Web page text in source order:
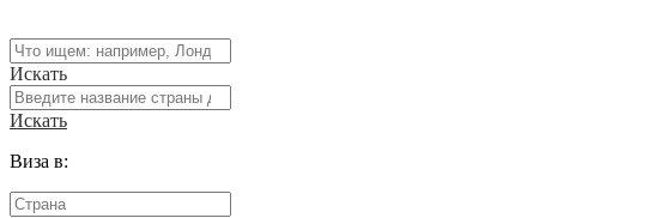
Искать
Искать
Виза в: